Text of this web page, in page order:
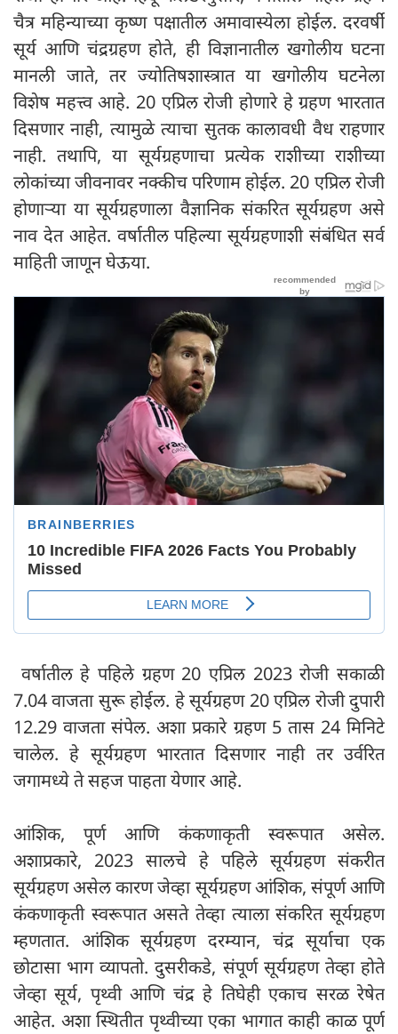
चैत्र महिन्याच्या कृष्ण पक्षातील अमावास्येला होईल. दरवर्षी
सूर्य आणि चंद्रग्रहण होते, ही विज्ञानातील खगोलीय घटना
मानली जाते, तर ज्योतिषशास्त्रात या खगोलीय घटनेला
विशेष महत्त्व आहे. 20 एप्रिल रोजी होणारे हे ग्रहण भारतात
दिसणार नाही, त्यामुळे त्याचा सुतक कालावधी वैध राहणार
नाही. तथापि, या सूर्यग्रहणाचा प्रत्येक राशीच्या राशीच्या
लोकांच्या जीवनावर नक्कीच परिणाम होईल. 20 एप्रिल रोजी
होणाऱ्या या सूर्यग्रहणाला वैज्ञानिक संकरित सूर्यग्रहण असे
नाव देत आहेत. वर्षातील पहिल्या सूर्यग्रहणाशी संबंधित सर्व
माहिती जाणून घेऊया.
वर्षातील हे पहिले ग्रहण 20 एप्रिल 2023 रोजी सकाळी
7.04 वाजता सुरू होईल. हे सूर्यग्रहण 20 एप्रिल रोजी दुपारी
12.29 वाजता संपेल. अशा प्रकारे ग्रहण 5 तास 24 मिनिटे
चालेल. हे सूर्यग्रहण भारतात दिसणार नाही तर उर्वरित
जगामध्ये ते सहज पाहता येणार आहे.
आंशिक, पूर्ण आणि कंकणाकृती स्वरूपात असेल.
अशाप्रकारे, 2023 सालचे हे पहिले सूर्यग्रहण संकरीत
सूर्यग्रहण असेल कारण जेव्हा सूर्यग्रहण आंशिक, संपूर्ण आणि
कंकणाकृती स्वरूपात असते तेव्हा त्याला संकरित सूर्यग्रहण
म्हणतात. आंशिक सूर्यग्रहण दरम्यान, चंद्र सूर्याचा एक
छोटासा भाग व्यापतो. दुसरीकडे, संपूर्ण सूर्यग्रहण तेव्हा होते
जेव्हा सूर्य, पृथ्वी आणि चंद्र हे तिघेही एकाच सरळ रेषेत
आहेत. अशा स्थितीत पृथ्वीच्या एका भागात काही काळ पूर्ण